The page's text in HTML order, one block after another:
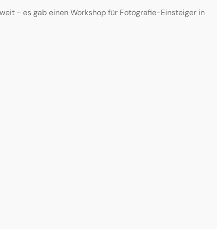
- es gab einen Workshop für Fotografie-Einsteiger in